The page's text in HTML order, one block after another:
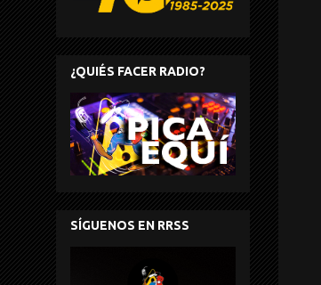
¿QUIÉS FACER RADIO?
SÍGUENOS EN RRSS